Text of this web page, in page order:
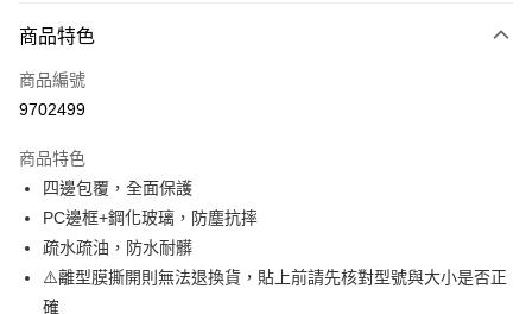
信用卡一次付款
超商取貨付款
Apple Pay
街口支付
悠遊付
商品特色
商品編號
9702499
商品特色
四邊包覆，全面保護
PC邊框+鋼化玻璃，防塵抗摔
疏水疏油，防水耐髒
⚠️離型膜撕開則無法退換貨，貼上前請先核對型號與大小是否正
確